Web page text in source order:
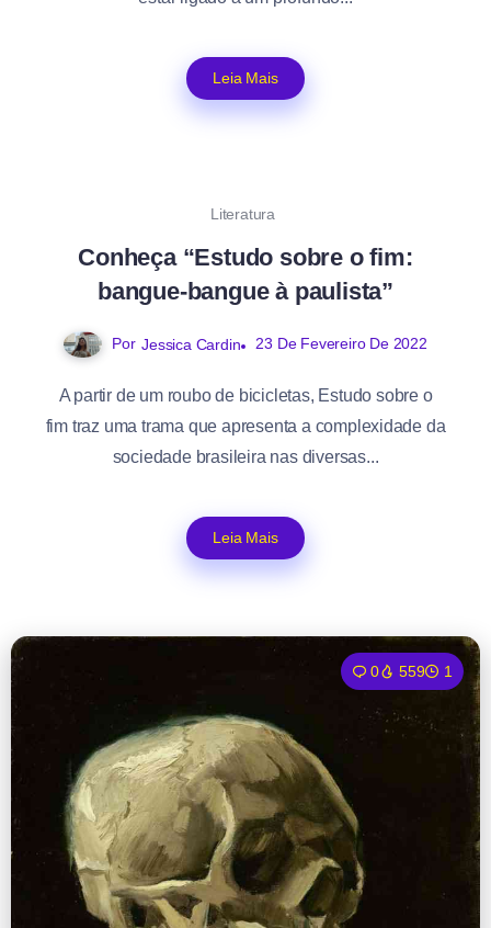
Leia Mais
Literatura
Conheça “Estudo sobre o fim:
bangue-bangue à paulista”
Por Jessica Cardin 23 De Fevereiro De 2022
A partir de um roubo de bicicletas, Estudo sobre o
fim traz uma trama que apresenta a complexidade da
sociedade brasileira nas diversas...
Leia Mais
0 559 1